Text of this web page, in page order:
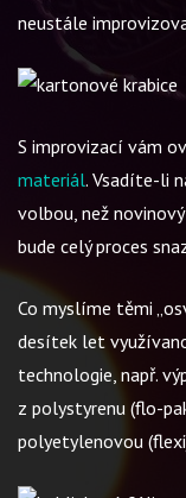
neustále
S improvizací vám
materiál. Vsadíte-li
volbou, než
bude celý proces
Co myslíme těmi
desítek let
technologie, např.
z polystyrenu (flo-
polyetylenovou